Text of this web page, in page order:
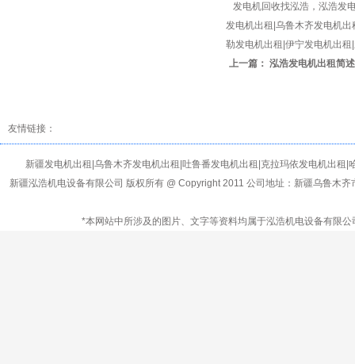
发电机回收找泓浩，泓浩发
发电机出租|乌鲁木齐发电机
勒发电机出租|伊宁发电机出
上一篇： 泓浩发电机出租简
友情链接：
新疆发电机出租|乌鲁木齐发电机出租|吐鲁番发电机出租|克拉玛依发电机出
新疆泓浩机电设备有限公司 版权所有 @ Copyright 2011 公司地址：新疆乌鲁
*本网站中所涉及的图片、文字等资料均属于泓浩机电设备有限